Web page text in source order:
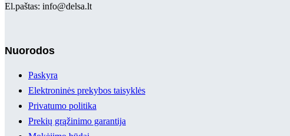
El.paštas: info@delsa.lt
Nuorodos
Paskyra
Elektroninės prekybos taisyklės
Privatumo politika
Prekių grąžinimo garantija